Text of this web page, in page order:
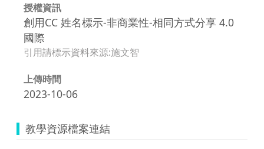
授權資訊
創用CC 姓名標示-非商業性-相同方式分享 4.0
國際
引用請標示資料來源:施文智
上傳時間
2023-10-06
教學資源檔案連結